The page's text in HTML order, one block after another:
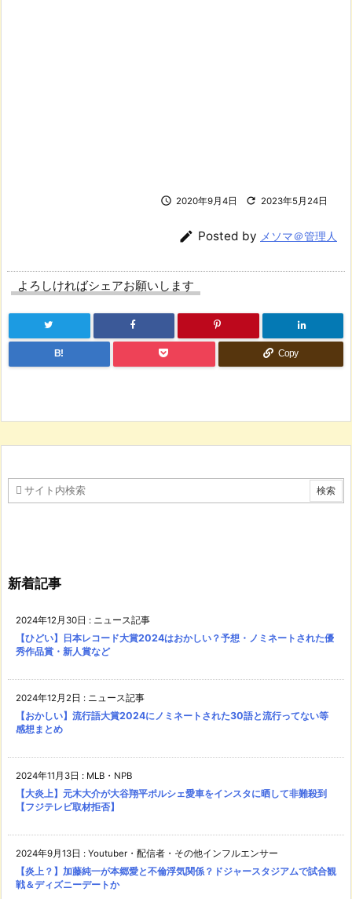
 2020年9月4日  2023年5月24日
 Posted by メソマ＠管理人
よろしければシェアお願いします
B! Copy
新着記事
2024年12月30日 : ニュース記事
【ひどい】日本レコード大賞2024はおかしい？予想・ノミネートされた優
秀作品賞・新人賞など
2024年12月2日 : ニュース記事
【おかしい】流行語大賞2024にノミネートされた30語と流行ってない等
感想まとめ
2024年11月3日 : MLB・NPB
【大炎上】元木大介が大谷翔平ポルシェ愛車をインスタに晒して非難殺到
【フジテレビ取材拒否】
2024年9月13日 : Youtuber・配信者・その他インフルエンサー
【炎上？】加藤純一が本郷愛と不倫浮気関係？ドジャースタジアムで試合観
戦＆ディズニーデートか